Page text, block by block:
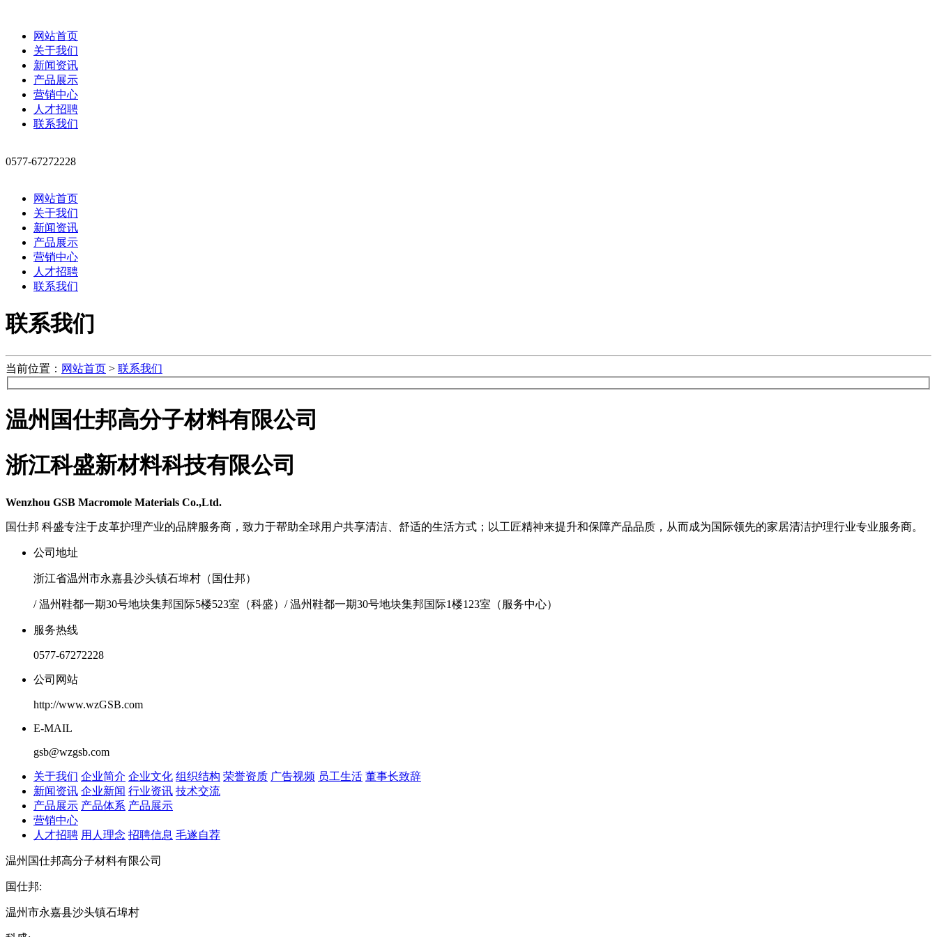
网站首页
关于我们
新闻资讯
产品展示
营销中心
人才招聘
联系我们
0577-67272228
网站首页
关于我们
新闻资讯
产品展示
营销中心
人才招聘
联系我们
联系我们
当前位置： 网站首页 > 联系我们
温州国仕邦高分子材料有限公司
浙江科盛新材料科技有限公司
Wenzhou GSB Macromole Materials Co.,Ltd.
国仕邦 科盛专注于皮革护理产业的品牌服务商，致力于帮助全球用户共享清洁、舒适的生活方式；以工匠精神来提升和保障产品品质，从而成为国际领先的家居清洁护理行业专业服务商。
公司地址
浙江省温州市永嘉县沙头镇石埠村（国仕邦）
/ 温州鞋都一期30号地块集邦国际5楼523室（科盛）/ 温州鞋都一期30号地块集邦国际1楼123室（服务中心）
服务热线
0577-67272228
公司网站
http://www.wzGSB.com
E-MAIL
gsb@wzgsb.com
关于我们 企业简介 企业文化 组织结构 荣誉资质 广告视频 员工生活 董事长致辞
新闻资讯 企业新闻 行业资讯 技术交流
产品展示 产品体系 产品展示
营销中心
人才招聘 用人理念 招聘信息 毛遂自荐
温州国仕邦高分子材料有限公司
国仕邦:
温州市永嘉县沙头镇石埠村